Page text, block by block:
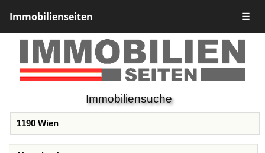
Immobilienseiten ☰
Immobiliensuche